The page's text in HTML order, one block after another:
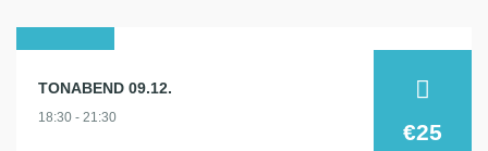
2026
TONABEND 09.12.
18:30 - 21:30
€25